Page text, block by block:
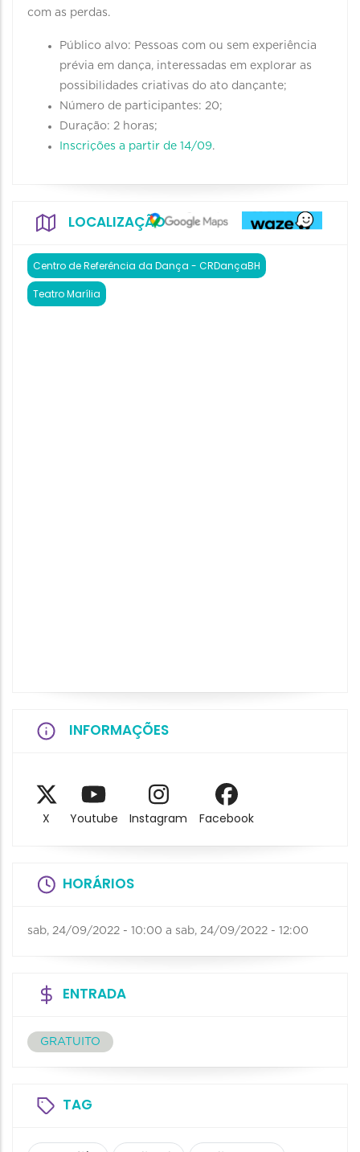
com as perdas.
Público alvo: Pessoas com ou sem experiência
prévia em dança, interessadas em explorar as
possibilidades criativas do ato dançante;
Número de participantes: 20;
Duração: 2 horas;
Inscrições a partir de 14/09.
LOCALIZAÇÃO
Centro de Referência da Dança - CRDançaBH
Teatro Marília
INFORMAÇÕES
X Youtube Instagram Facebook
HORÁRIOS
sab, 24/09/2022 - 10:00 a sab, 24/09/2022 - 12:00
ENTRADA
GRATUITO
TAG